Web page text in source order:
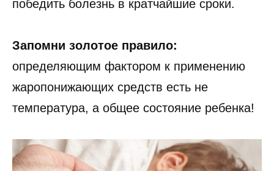
победить болезнь в кратчайшие сроки.
Запомни золотое правило:
определяющим фактором к применению
жаропонижающих средств есть не
температура, а общее состояние ребенка!